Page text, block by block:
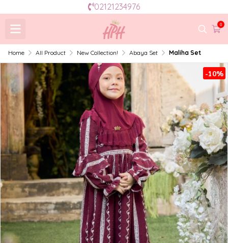
02121234976
0
Home All Product New Collection! Abaya Set Maliha Set
-10%